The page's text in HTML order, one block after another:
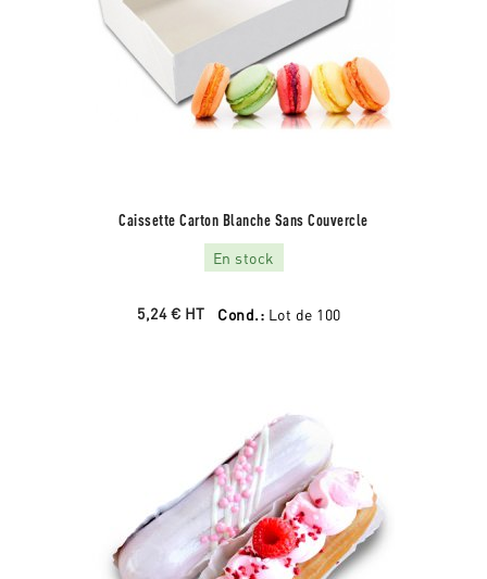
Caissette Carton Blanche Sans Couvercle
En stock
5,24 € HT Cond.: Lot de 100